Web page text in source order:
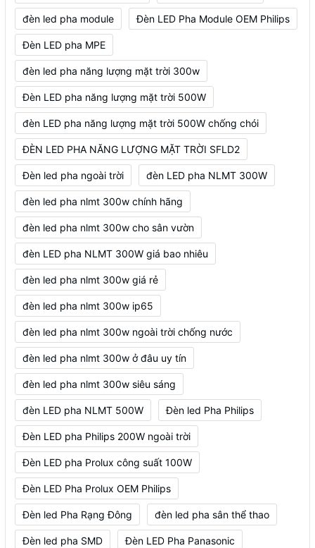
đèn led pha module Đèn LED Pha Module OEM Philips
Đèn LED pha MPE
đèn led pha năng lượng mặt trời 300w
Đèn LED pha năng lượng mặt trời 500W
đèn LED pha năng lượng mặt trời 500W chống chói
ĐÈN LED PHA NĂNG LƯỢNG MẶT TRỜI SFLD2
Đèn led pha ngoài trời đèn LED pha NLMT 300W
đèn led pha nlmt 300w chính hãng
đèn led pha nlmt 300w cho sân vườn
đèn LED pha NLMT 300W giá bao nhiêu
đèn led pha nlmt 300w giá rẻ
đèn led pha nlmt 300w ip65
đèn led pha nlmt 300w ngoài trời chống nước
đèn led pha nlmt 300w ở đâu uy tín
đèn led pha nlmt 300w siêu sáng
đèn LED pha NLMT 500W Đèn led Pha Philips
Đèn LED pha Philips 200W ngoài trời
Đèn LED pha Prolux công suất 100W
Đèn LED Pha Prolux OEM Philips
Đèn led Pha Rạng Đông đèn led pha sân thể thao
Đèn led pha SMD Đèn LED Pha Panasonic